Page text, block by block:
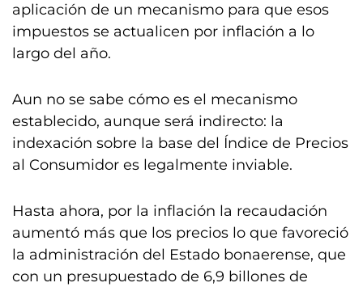
aplicación de un mecanismo para que esos
impuestos se actualicen por inflación a lo
largo del año.
Aun no se sabe cómo es el mecanismo
establecido, aunque será indirecto: la
indexación sobre la base del Índice de Precios
al Consumidor es legalmente inviable.
Hasta ahora, por la inflación la recaudación
aumentó más que los precios lo que favoreció
la administración del Estado bonaerense, que
con un presupuestado de 6,9 billones de